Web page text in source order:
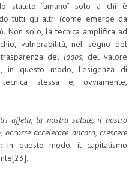
statuto “umano” solo a chi è
tutti gli altri (come emerge da
Non solo, la tecnica amplifica ad
vulnerabilità, nel segno del
del logos, del valore
in questo modo, l’esigenza di
stessa è, ovviamente,
affetti, la nostra salute, il nostro
accelerare ancora, crescere
in questo modo, il capitalismo